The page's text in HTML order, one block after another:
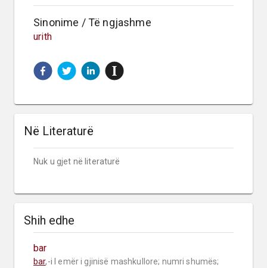
Sinonime / Të ngjashme
urith
Në Literaturë
Nuk u gjet në literaturë
Shih edhe
bar
bar,-i I emër i gjinisë mashkullore; numri shumës;